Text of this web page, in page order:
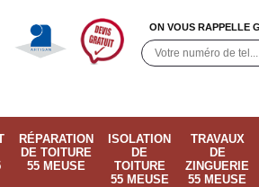
ON VOUS RAPPELLE
RÉPARATION
DE TOITURE
55 MEUSE
ISOLATION
DE
TOITURE
55 MEUSE
TRAVAUX
DE
ZINGUERIE
55 MEUSE